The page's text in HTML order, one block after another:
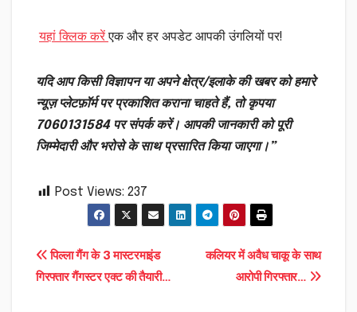
यहां क्लिक करेंएक और हर अपडेट आपकी उंगलियों पर!
यदि आप किसी विज्ञापन या अपने क्षेत्र/इलाके की खबर को हमारे
न्यूज़ प्लेटफ़ॉर्म पर प्रकाशित कराना चाहते हैं, तो कृपया
7060131584 पर संपर्क करें। आपकी जानकारी को पूरी
जिम्मेदारी और भरोसे के साथ प्रसारित किया जाएगा।”
Post Views: 237
Post
navigation
कलियर में अवैध चाकू के साथ
आरोपी गिरफ्तार…
पिल्ला गैंग के 3 मास्टरमाइंड
गिरफ्तार गैंगस्टर एक्ट की तैयारी…